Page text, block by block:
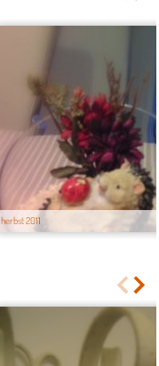
herbst 2011